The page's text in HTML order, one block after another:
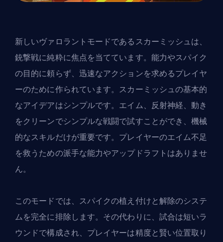
新しいヴァロラントモードであるスカーミッシュは、
銃撃戦に純粋に焦点を当てています。能力やスパイク
の目的に頼らず、迅速なアクションを求めるプレイヤ
ーのために作られています。スカーミッシュの基本的
なアイデアはシンプルです。エイム、反射神経、動き
をクリーンでシンプルな戦闘で試すことができ、機械
的なスキルだけが重要です。プレイヤーのエイム不足
を救うための派手な能力やアップドラフトはありませ
ん。
このモードでは、スパイクの植え付けと解除のシステ
ムを完全に排除します。その代わりに、試合は短いラ
ウンドで構成され、プレイヤーは精度と賢い位置取り